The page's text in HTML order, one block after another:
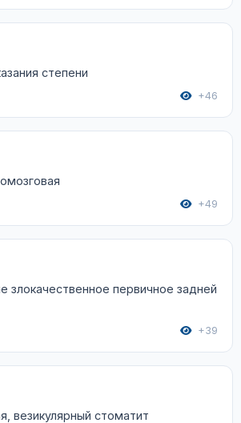
степени
+46
+49
злокачественное первичное задней
+39
везикулярный стоматит